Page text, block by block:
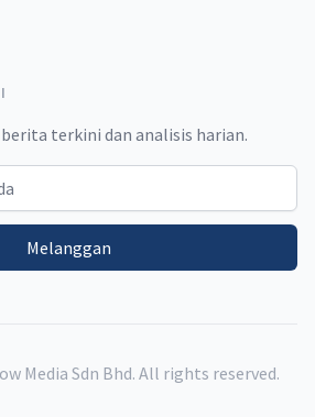
terkini dan analisis harian.
Melanggan
Media Sdn Bhd. All rights reserved.